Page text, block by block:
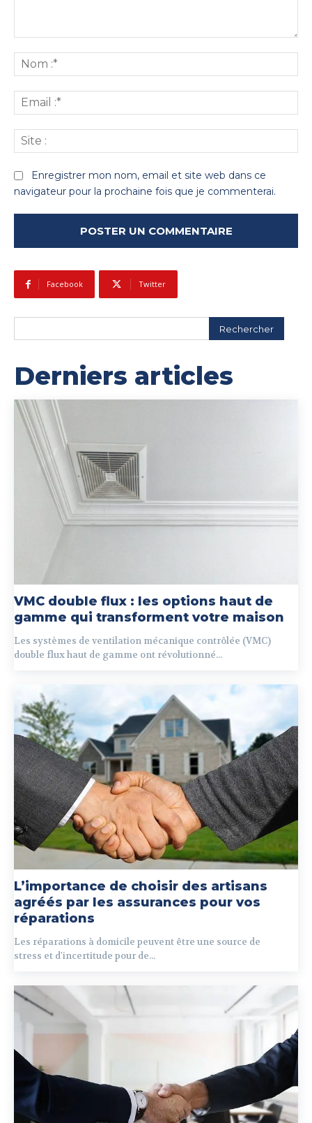
:*
:*
:
Enregistrer mon nom, email et site web dans ce
navigateur pour la prochaine fois que je commenterai.
Facebook Twitter
Rechercher
Derniers articles
VMC double flux : les options haut de
gamme qui transforment votre maison
Les systèmes de ventilation mécanique contrôlée (VMC)
double flux haut de gamme ont révolutionné...
L’importance de choisir des artisans
agréés par les assurances pour vos
réparations
Les réparations à domicile peuvent être une source de
stress et d'incertitude pour de...